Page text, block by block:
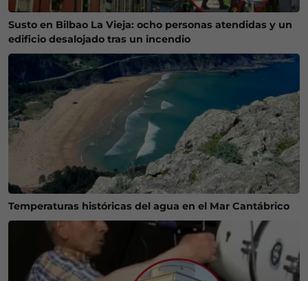
Susto en Bilbao La Vieja: ocho personas atendidas y un
edificio desalojado tras un incendio
Temperaturas históricas del agua en el Mar Cantábrico